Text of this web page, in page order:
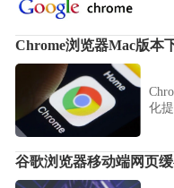
Chrome浏览器Mac版本
化
谷歌浏览器移动端网页